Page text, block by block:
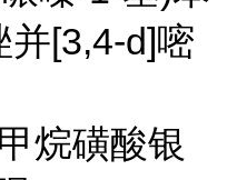
并[3,4-d]嘧
烷磺酸银